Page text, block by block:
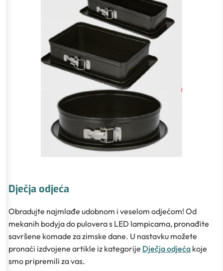
Dječja odjeća
Obradujte najmlađe udobnom i veselom odjećom! Od
mekanih bodyja do pulovera s LED lampicama, pronađite
savršene komade za zimske dane. U nastavku možete
pronaći izdvojene artikle iz kategorije Dječja odjeća koje
smo pripremili za vas.